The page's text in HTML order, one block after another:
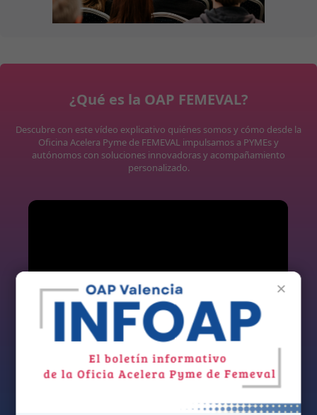
¿Qué es la OAP FEMEVAL?
Descubre con este vídeo explicativo quiénes somos y cómo desde la
Oficina Acelera Pyme de FEMEVAL impulsamos a PYMEs y
autónomos con soluciones innovadoras y acompañamiento
personalizado.
×